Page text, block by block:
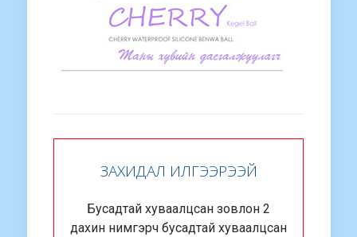
ЗАХИДАЛ ИЛГЭЭРЭЭЙ
Бусадтай хуваалцсан зовлон 2
дахин нимгэрч бусадтай хуваалцсан